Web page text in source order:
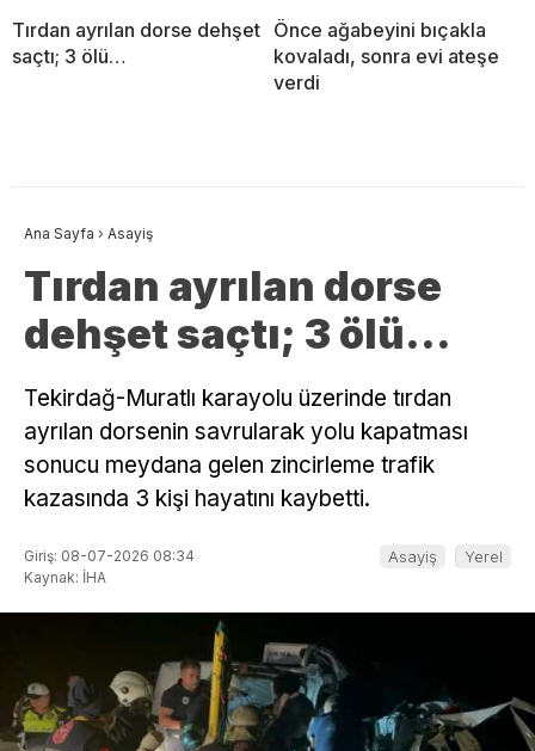
Tırdan ayrılan dorse dehşet
saçtı; 3 ölü…
Önce ağabeyini bıçakla
kovaladı, sonra evi ateşe
verdi
Ana Sayfa › Asayiş
Tırdan ayrılan dorse
dehşet saçtı; 3 ölü…
Tekirdağ-Muratlı karayolu üzerinde tırdan
ayrılan dorsenin savrularak yolu kapatması
sonucu meydana gelen zincirleme trafik
kazasında 3 kişi hayatını kaybetti.
Giriş: 08-07-2026 08:34
Kaynak: İHA
Asayiş Yerel